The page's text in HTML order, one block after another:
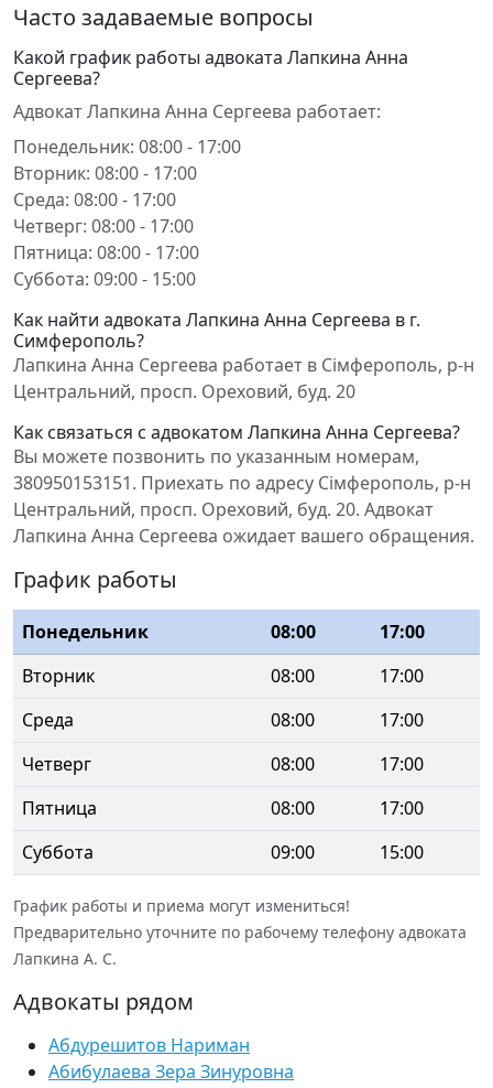
Часто задаваемые вопросы
Какой график работы адвоката Лапкина Анна
Сергеева?
Адвокат Лапкина Анна Сергеева работает:
Понедельник: 08:00 - 17:00
Вторник: 08:00 - 17:00
Среда: 08:00 - 17:00
Четверг: 08:00 - 17:00
Пятница: 08:00 - 17:00
Суббота: 09:00 - 15:00
Как найти адвоката Лапкина Анна Сергеева в г.
Симферополь?
Лапкина Анна Сергеева работает в Сімферополь, р-н
Центральний, просп. Ореховий, буд. 20
Как связаться с адвокатом Лапкина Анна Сергеева?
Вы можете позвонить по указанным номерам,
380950153151. Приехать по адресу Сімферополь, р-н
Центральний, просп. Ореховий, буд. 20. Адвокат
Лапкина Анна Сергеева ожидает вашего обращения.
График работы
Понедельник 08:00
17:00
Вторник
08:00
17:00
Среда
08:00
17:00
Четверг
08:00
17:00
Пятница
08:00
17:00
Суббота
09:00 15:00
График работы и приема могут измениться!
Предварительно уточните по рабочему телефону адвоката
Лапкина А. С.
Адвокаты рядом
Абдурешитов Нариман
Абибулаева Зера Зинуровна